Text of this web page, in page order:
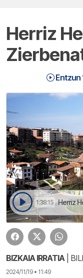
Herriz
Entzun
1:38:15 Herriz
BIZKAIA IRRATIA |
2024/11/19 • 11:49